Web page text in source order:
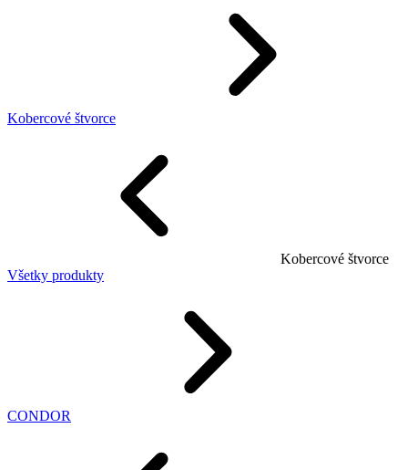
Kobercové štvorce
Kobercové štvorce
Všetky produkty
CONDOR